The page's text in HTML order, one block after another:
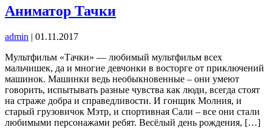
Аниматор Тачки
admin | 01.11.2017
Мультфильм «Тачки» — любимый мультфильм всех
мальчишек, да и многие девчонки в восторге от приключений
машинок. Машинки ведь необыкновенные – они умеют
говорить, испытывать разные чувства как люди, всегда стоят
на страже добра и справедливости. И гонщик Молния, и
старый грузовичок Мэтр, и спортивная Сали – все они стали
любимыми персонажами ребят. Весёлый день рождения, […]